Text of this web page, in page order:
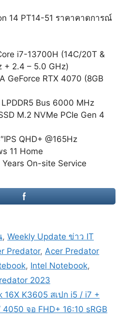
14 PT14-51 ราคาคาดการณ์
i7-13700H (14C/20T &
+ 2.4 – 5.0 GHz)
GeForce RTX 4070 (8GB
LPDDR5 Bus 6000 MHz
M.2 NVMe PCIe Gen 4
QHD+ @165Hz
11 Home
On-site Service
,Weekly Update ข่าว IT
Predator, Acer Predator
, Intel Notebook,
2023
16X K3605 สเปก i5 / i7 +
จอ FHD+ 16:10 sRGB